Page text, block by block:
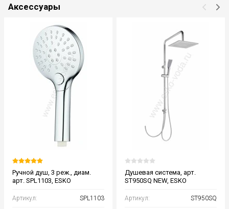
Аксессуары
Ручной душ, 3 реж., диам.
арт. SPL1103, ESKO
Артикул: SPL1103
Душевая система, арт.
ST950SQ NEW, ESKO
Артикул: ST950SQ